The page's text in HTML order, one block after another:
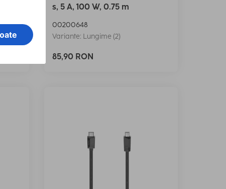
s, 5 A, 100 W, 0.75 m
00200648
Variante: Lungime (2)
85,90 RON